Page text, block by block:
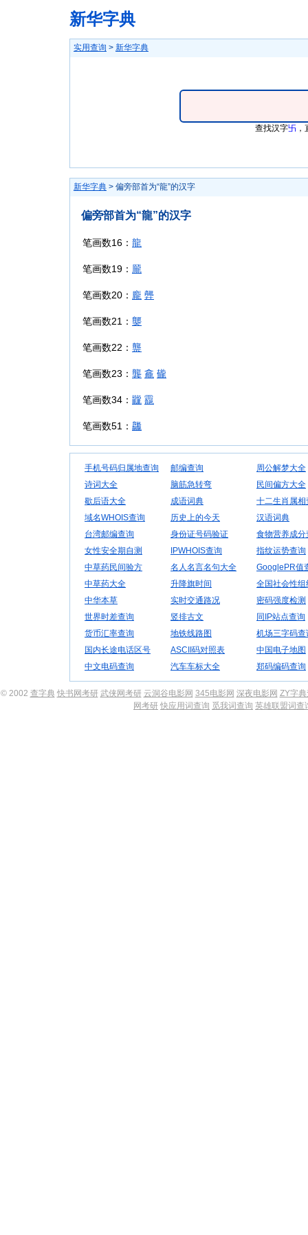
新华字典
实用查询 > 新华字典
查找汉字卐
新华字典 > 偏旁部首为“龍”的汉字
偏旁部首为“龍”的汉字
笔画数16： 龍
笔画数19： 龎
笔画数20： 龐 龏
笔画数21： 龑
笔画数22： 龒
笔画数23： 龔 龕 龓
笔画数34： 龖 龗
笔画数51： 龘
手机号码归属地查询 邮编查询
周公解梦大全
诗词大全
脑筋急转弯
民间偏方大全
歇后语大全
成语词典
十二生肖属相
域名WHOIS查询
历史上的今天
汉语词典
台湾邮编查询
身份证号码验证
食物营养成分
女性安全期自测
IPWHOIS查询
指纹运势查询
中草药民间验方
名人名言名句大全
GooglePR值
中草药大全
升降旗时间
全国社会性组
中华本草
实时交通路况
密码强度检测
世界时差查询
竖排古文
同IP站点查询
货币汇率查询
地铁线路图
机场三字码查
国内长途电话区号
ASCII码对照表
中国电子地图
中文电码查询
汽车车标大全 郑码编码查询
© 2002 查字典 快书网考研 武侠网考研 云洞谷电影网 345电影网 深夜电影网 ZY字
网考研 快应用词查询 觅我词查询 英雄联盟词查